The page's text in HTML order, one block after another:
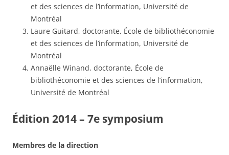
et des sciences de l’information, Université de
Montréal
Laure Guitard, doctorante, École de bibliothéconomie
et des sciences de l’information, Université de
Montréal
Annaëlle Winand, doctorante, École de
bibliothéconomie et des sciences de l’information,
Université de Montréal
Édition 2014 – 7e symposium
Membres de la direction